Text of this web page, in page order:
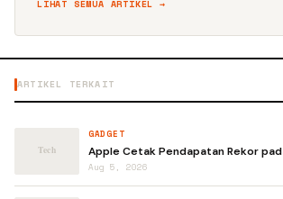
LIHAT SEMUA ARTIKEL →
ARTIKEL TERKAIT
GADGET
Apple Cetak Pendapatan Rekor
Aug 5, 2026